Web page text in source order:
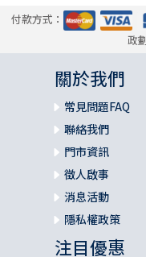
付款方式：
政
關於我們
常見問題FAQ
聯絡我們
門市資訊
徵人啟事
消息活動
隱私權政策
注目優惠